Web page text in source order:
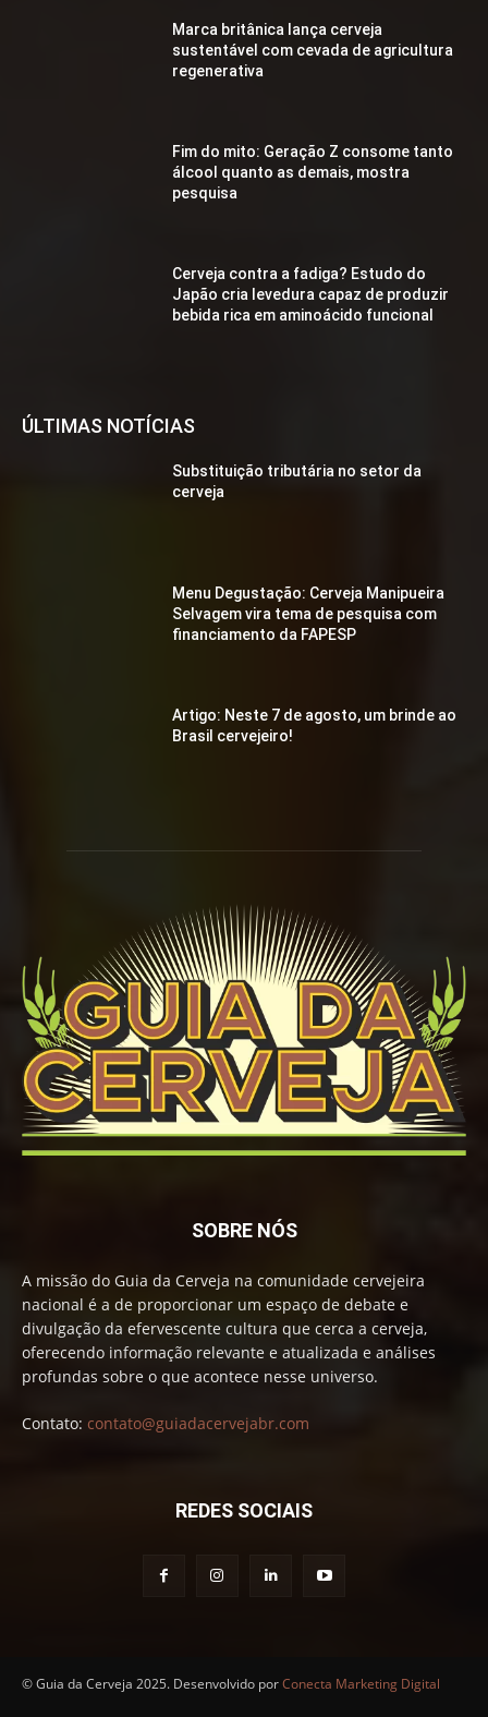
Marca britânica lança cerveja
sustentável com cevada de agricultura
regenerativa
Fim do mito: Geração Z consome tanto
álcool quanto as demais, mostra
pesquisa
Cerveja contra a fadiga? Estudo do
Japão cria levedura capaz de produzir
bebida rica em aminoácido funcional
ÚLTIMAS NOTÍCIAS
Substituição tributária no setor da
cerveja
Menu Degustação: Cerveja Manipueira
Selvagem vira tema de pesquisa com
financiamento da FAPESP
Artigo: Neste 7 de agosto, um brinde ao
Brasil cervejeiro!
SOBRE NÓS
A missão do Guia da Cerveja na comunidade cervejeira
nacional é a de proporcionar um espaço de debate e
divulgação da efervescente cultura que cerca a cerveja,
oferecendo informação relevante e atualizada e análises
profundas sobre o que acontece nesse universo.
Contato: contato@guiadacervejabr.com
REDES SOCIAIS
© Guia da Cerveja 2025. Desenvolvido porConecta Marketing Digital